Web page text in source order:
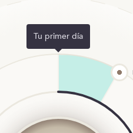
Tu primer día